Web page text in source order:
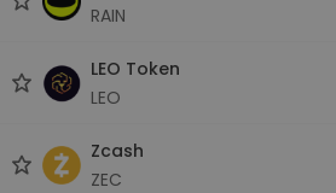
RAIN
LEO Token
LEO
Zcash
ZEC